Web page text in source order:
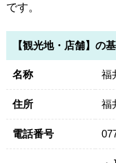
です。
【観光地・店舗】の
名称 福
住所 福
電話番号